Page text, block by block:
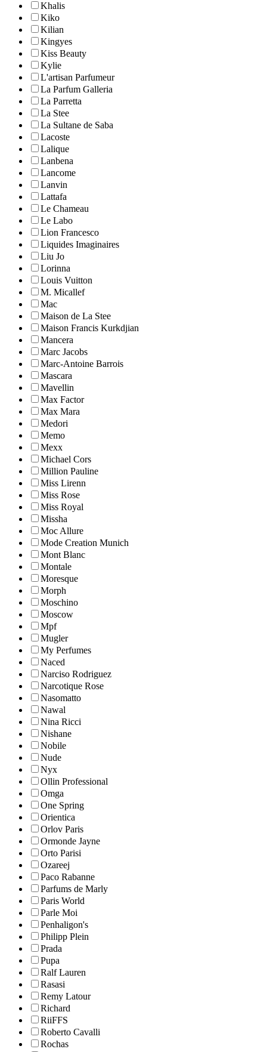
Khalis
Kiko
Kilian
Kingyes
Kiss Beauty
Kylie
L'artisan Parfumeur
La Parfum Galleria
La Parretta
La Stee
La Sultane de Saba
Lacoste
Lalique
Lanbena
Lancome
Lanvin
Lattafa
Le Chameau
Le Labo
Lion Francesco
Liquides Imaginaires
Liu Jo
Lorinna
Louis Vuitton
M. Micallef
Mac
Maison de La Stee
Maison Francis Kurkdjian
Mancera
Marc Jacobs
Marc-Antoine Barrois
Mascara
Mavellin
Max Factor
Max Mara
Medori
Memo
Mexx
Michael Cors
Million Pauline
Miss Lirenn
Miss Rose
Miss Royal
Missha
Moc Allure
Mode Creation Munich
Mont Blanc
Montale
Moresque
Morph
Moschino
Moscow
Mpf
Mugler
My Perfumes
Naced
Narciso Rodriguez
Narcotique Rose
Nasomatto
Nawal
Nina Ricci
Nishane
Nobile
Nude
Nyx
Ollin Professional
Omga
One Spring
Orientica
Orlov Paris
Ormonde Jayne
Orto Parisi
Ozareej
Paco Rabanne
Parfums de Marly
Paris World
Parle Moi
Penhaligon's
Philipp Plein
Prada
Pupa
Ralf Lauren
Rasasi
Remy Latour
Richard
RiiFFS
Roberto Cavalli
Rochas